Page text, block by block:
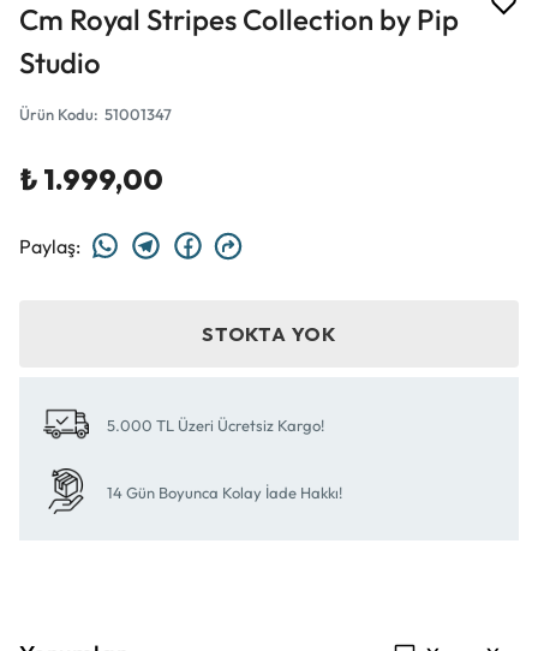
Cm Royal Stripes Collection by Pip
Studio
Ürün Kodu: 51001347
₺ 1.999,00
Paylaş:
STOKTA YOK
5.000 TL Üzeri Ücretsiz Kargo!
14 Gün Boyunca Kolay İade Hakkı!